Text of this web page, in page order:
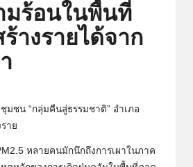
มร้อนในพื้นที่
างรายได้จาก
มชน “กลุ่มคืนสู่ธรรมชาติ” อำเภอ
าย
หลายคนมักนึกถึงการเผาในภาค